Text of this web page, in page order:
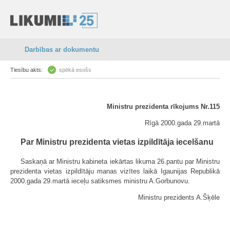
Darbības ar dokumentu
Tiesību akts: spēkā esošs
Ministru prezidenta rīkojums Nr.115
Rīgā 2000.gada 29.martā
Par Ministru prezidenta vietas izpildītāja iecelšanu
Saskaņā ar Ministru kabineta iekārtas likuma 26.pantu par Ministru
prezidenta vietas izpildītāju manas vizītes laikā Igaunijas Republikā
2000.gada 29.martā ieceļu satiksmes ministru A.Gorbunovu.
Ministru prezidents A.Šķēle